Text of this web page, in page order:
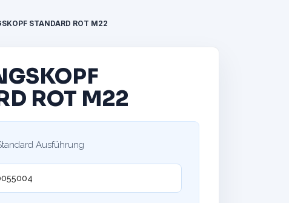
STANDARD ROT M22
ROT M22
Ausführung